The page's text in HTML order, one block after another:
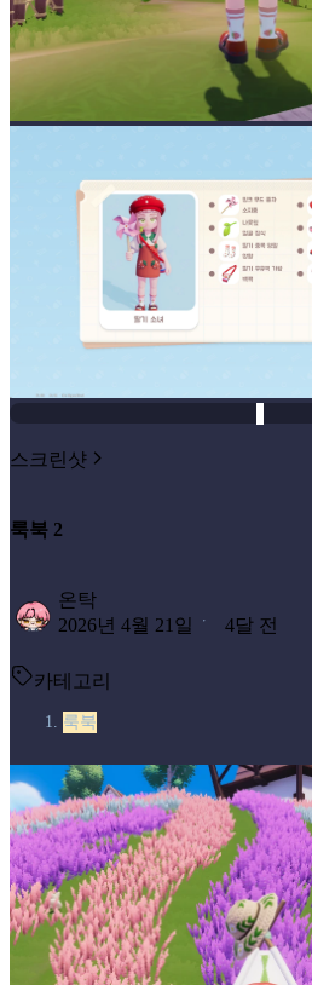
스크린샷
룩북 2
온탁
2026년 4월 21일
4달 전
카테고리
룩북